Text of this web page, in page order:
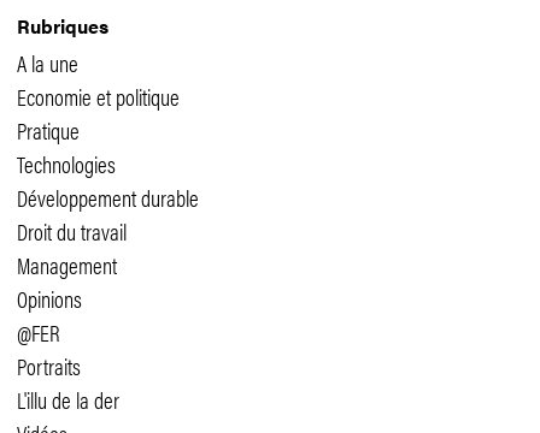
Rubriques
A la une
Economie et politique
Pratique
Technologies
Développement durable
Droit du travail
Management
Opinions
@FER
Portraits
L'illu de la der